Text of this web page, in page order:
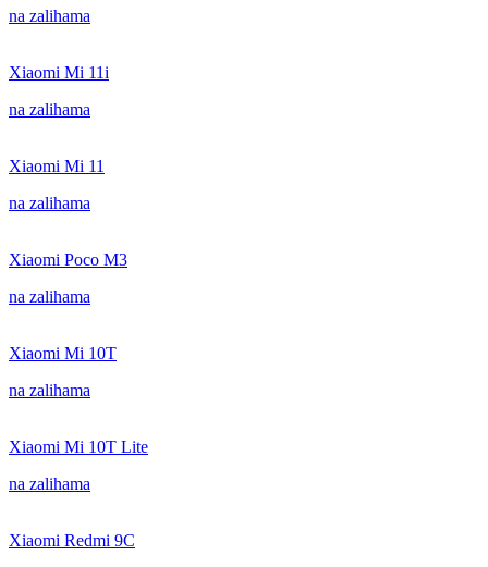
na zalihama
Xiaomi Mi 11i
na zalihama
Xiaomi Mi 11
na zalihama
Xiaomi Poco M3
na zalihama
Xiaomi Mi 10T
na zalihama
Xiaomi Mi 10T Lite
na zalihama
Xiaomi Redmi 9C